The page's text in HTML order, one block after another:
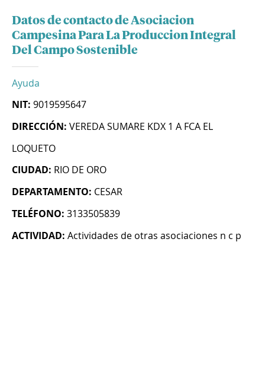
Datos de contacto de Asociacion
Campesina Para La Produccion Integral
Del Campo Sostenible
Ayuda
NIT: 9019595647
DIRECCIÓN: VEREDA SUMARE KDX 1 A FCA EL
LOQUETO
CIUDAD: RIO DE ORO
DEPARTAMENTO: CESAR
TELÉFONO: 3133505839
ACTIVIDAD: Actividades de otras asociaciones n c p